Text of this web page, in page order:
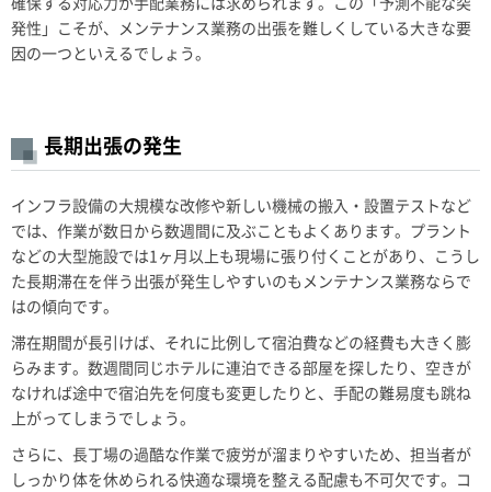
発性」こそが、メンテナンス業務の出張を難しくしている大きな要
因の一つといえるでしょう。
長期出張の発生
インフラ設備の大規模な改修や新しい機械の搬入・設置テストなど
では、作業が数日から数週間に及ぶこともよくあります。プラント
などの大型施設では1ヶ月以上も現場に張り付くことがあり、こうし
た長期滞在を伴う出張が発生しやすいのもメンテナンス業務ならで
はの傾向です。
滞在期間が長引けば、それに比例して宿泊費などの経費も大きく膨
らみます。数週間同じホテルに連泊できる部屋を探したり、空きが
なければ途中で宿泊先を何度も変更したりと、手配の難易度も跳ね
上がってしまうでしょう。
さらに、長丁場の過酷な作業で疲労が溜まりやすいため、担当者が
しっかり体を休められる快適な環境を整える配慮も不可欠です。コ